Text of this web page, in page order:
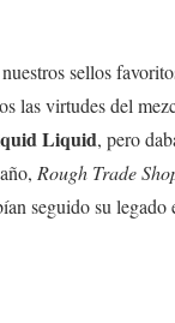
sellos
las virtudes del
Liquid, pero
Rough Trade
seguido su